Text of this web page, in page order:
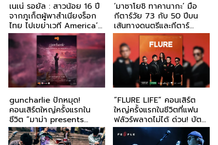
เนเน่ รอยัล : สาวน้อย 16 ปี
จากภูเก็ตผู้พาสำเนียงร็อก
ไทย ไปเขย่าเวที America’s
Got Talent
‘มาซาโยชิ ทาคานากะ’ มือ
กีตาร์วัย 73 กับ 50 ปีบน
เส้นทางดนตรีและกีตาร์
กระดานโต้คลื่น
guncharlie ปักหมุด!
คอนเสิร์ตใหญ่ครั้งแรกใน
ชีวิต “มาม่า presents
guncharlie OCTOBER
THEORY CONCERT” 17
“FLURE LIFE” คอนเสิร์ต
ใหญ่ครั้งแรกในชีวิตที่แฟน
ฟลัวร์พลาดไม่ได้ ด่วน! บัตร
รอบ 2 เปิดจองแล้วที่ I
Have Ticket